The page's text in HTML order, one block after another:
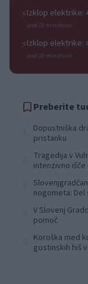
⚡Izklop elektrike:
pred 28 minutami
⚡Izklop elektrike:
pred 28 minutami
Preberite
Dopustniška
pristanku
Tragedija v
intenzivno
nogometa:
V Slovenj
pomoč
Koroška med
gostinskih hiš